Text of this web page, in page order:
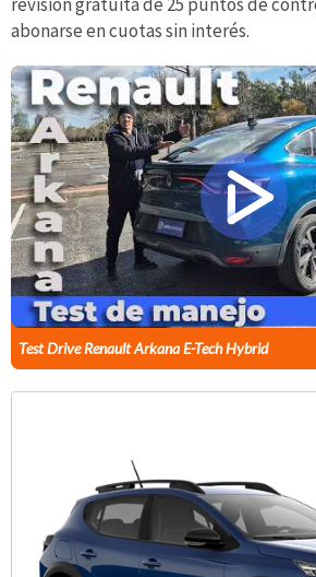
abonarse en cuotas sin interés.
Test Drive Renault Arkana E-Tech Hybrid